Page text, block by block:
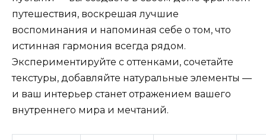
путешествия, воскрешая лучшие
воспоминания и напоминая себе о том, что
истинная гармония всегда рядом.
Экспериментируйте с оттенками, сочетайте
текстуры, добавляйте натуральные элементы —
и ваш интерьер станет отражением вашего
внутреннего мира и мечтаний.